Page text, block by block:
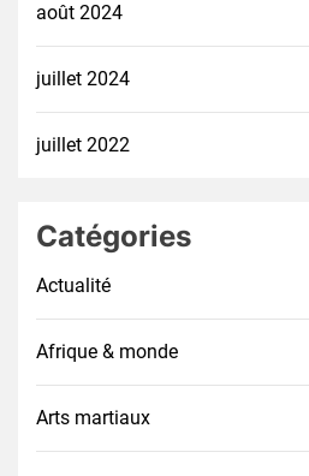
août 2024
juillet 2024
juillet 2022
Catégories
Actualité
Afrique & monde
Arts martiaux